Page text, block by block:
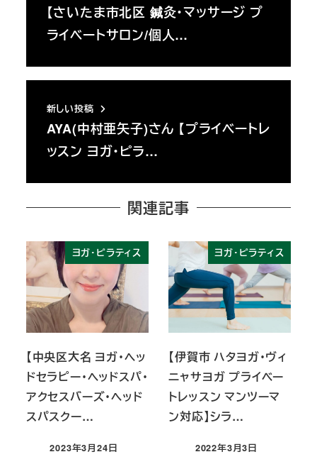
【さいたま市北区 鍼灸・マッサージ プ
ライベートサロン/個人…
新しい投稿
AYA(中村亜矢子)さん 【プライベートレ
ッスン ヨガ・ピラ…
関連記事
ヨガ・ピラティス
【中央区大名 ヨガ・ヘッ
ドセラピー・ヘッドスパ・
アクセスバーズ・ヘッド
スパスクー…
投稿日
2023年3月24日
ヨガ・ピラティス
【伊賀市 ハタヨガ・ヴィ
ニャサヨガ プライベー
トレッスン マンツーマ
ン対応】シラ…
投稿日
2022年3月3日